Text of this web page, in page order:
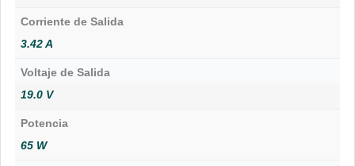
Corriente de Salida
3.42 A
Voltaje de Salida
19.0 V
Potencia
65 W